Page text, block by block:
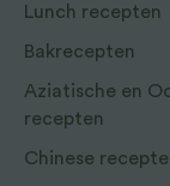
Lunch recepten
Bakrecepten
Aziatische en
recepten
Chinese